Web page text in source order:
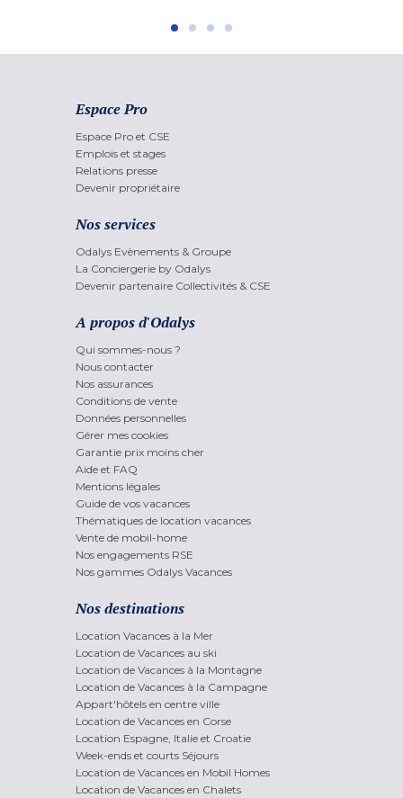
Espace Pro
Espace Pro et CSE
Emplois et stages
Relations presse
Devenir propriétaire
Nos services
Odalys Evènements & Groupe
La Conciergerie by Odalys
Devenir partenaire Collectivités & CSE
A propos d'Odalys
Qui sommes-nous ?
Nous contacter
Nos assurances
Conditions de vente
Données personnelles
Gérer mes cookies
Garantie prix moins cher
Aide et FAQ
Mentions légales
Guide de vos vacances
Thématiques de location vacances
Vente de mobil-home
Nos engagements RSE
Nos gammes Odalys Vacances
Nos destinations
Location Vacances à la Mer
Location de Vacances au ski
Location de Vacances à la Montagne
Location de Vacances à la Campagne
Appart'hôtels en centre ville
Location de Vacances en Corse
Location Espagne, Italie et Croatie
Week-ends et courts Séjours
Location de Vacances en Mobil Homes
Location de Vacances en Chalets